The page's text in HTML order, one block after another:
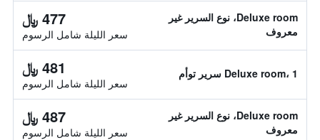
Deluxe room، نوع السرير غير
معروف
477 ﷼
سعر الليلة شامل الرسوم
Deluxe room، 1 سرير توأم 481 ﷼
سعر الليلة شامل الرسوم
Deluxe room، نوع السرير غير
معروف
487 ﷼
سعر الليلة شامل الرسوم